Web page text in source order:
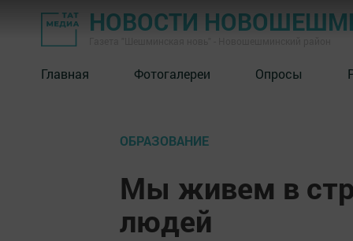
НОВОСТИ
Главная Фотогалереи Опросы
ОБРАЗОВАНИЕ
Мы живем в
людей